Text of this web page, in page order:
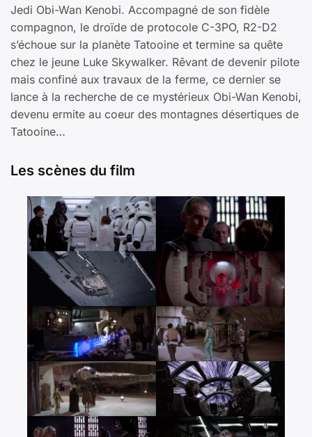
Jedi Obi-Wan Kenobi. Accompagné de son fidèle
compagnon, le droïde de protocole C-3PO, R2-D2
s’échoue sur la planète Tatooine et termine sa quête
chez le jeune Luke Skywalker. Rêvant de devenir pilote
mais confiné aux travaux de la ferme, ce dernier se
lance à la recherche de ce mystérieux Obi-Wan Kenobi,
devenu ermite au coeur des montagnes désertiques de
Tatooine…
Les scènes du film